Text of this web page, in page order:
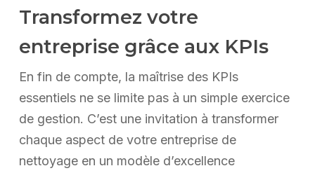
Transformez votre
entreprise grâce aux KPIs
En fin de compte, la maîtrise des KPIs
essentiels ne se limite pas à un simple exercice
de gestion. C’est une invitation à transformer
chaque aspect de votre entreprise de
nettoyage en un modèle d’excellence